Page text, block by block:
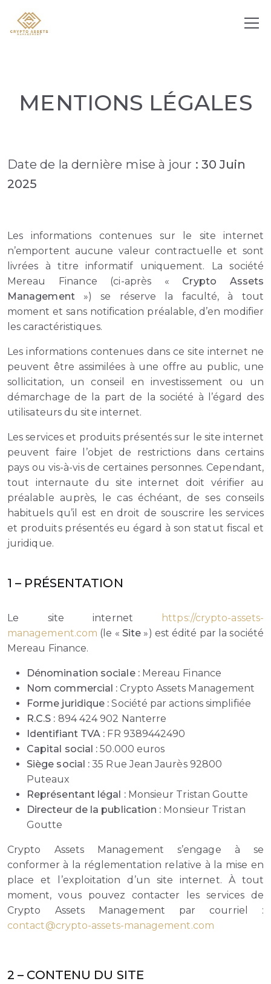
MENTIONS LÉGALES
Date de la dernière mise à jour : 30 Juin
2025
Les informations contenues sur le site internet
n’emportent aucune valeur contractuelle et sont
livrées à titre informatif uniquement. La société
Mereau Finance (ci-après « Crypto Assets
Management») se réserve la faculté, à tout
moment et sans notification préalable, d’en modifier
les caractéristiques.
Les informations contenues dans ce site internet ne
peuvent être assimilées à une offre au public, une
sollicitation, un conseil en investissement ou un
démarchage de la part de la société à l’égard des
utilisateurs du site internet.
Les services et produits présentés sur le site internet
peuvent faire l’objet de restrictions dans certains
pays ou vis-à-vis de certaines personnes. Cependant,
tout internaute du site internet doit vérifier au
préalable auprès, le cas échéant, de ses conseils
habituels qu’il est en droit de souscrire les services
et produits présentés eu égard à son statut fiscal et
juridique.
1 – PRÉSENTATION
Le site internet
https://crypto-assets-
management.com (le « Site ») est édité par la société
Mereau Finance.
Dénomination sociale : Mereau Finance
Nom commercial : Crypto Assets Management
Forme juridique :Société par actions simplifiée
R.C.S : 894 424 902 Nanterre
Identifiant TVA : FR 9389442490
Capital social : 50.000 euros
Siège social : 35 Rue Jean Jaurès 92800
Puteaux
Représentant légal : Monsieur Tristan Goutte
Directeur de la publication : Monsieur Tristan
Goutte
Crypto Assets Management s’engage à se
conformer à la réglementation relative à la mise en
place et l’exploitation d’un site internet. À tout
moment, vous pouvez contacter les services de
Crypto Assets Management par courriel :
contact@crypto-assets-management.com
2 – CONTENU DU SITE